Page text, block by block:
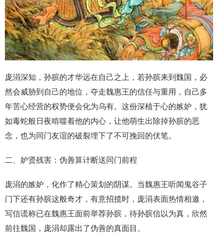
庞涓深知，孙膑的才华远在自己之上，若孙膑来到魏国，必
然会威胁到自己的地位，夺走魏惠王的信任与重用，自己多
年苦心经营的权势便会化为乌有。这份深植于心的嫉妒，犹
如毒蛇般日夜啃噬着他的内心，让他萌生出除掉孙膑的恶
念，也为同门友谊的破裂埋下了不可挽回的伏笔。
二、妒贤残害：伪善算计断送同门前程
庞涓的嫉妒，化作了精心策划的阴谋。当魏惠王听闻鬼谷子
门下还有孙膑这般奇才，有意招揽时，庞涓表面热情相邀，
写信谎称已在魏惠王面前举荐孙膑，待孙膑信以为真，欣然
前往魏国，庞涓却露出了伪善的真面目。